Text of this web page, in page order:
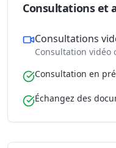
Consultations et
Consultations
Consultation vidéo
Consultation en
Échangez des